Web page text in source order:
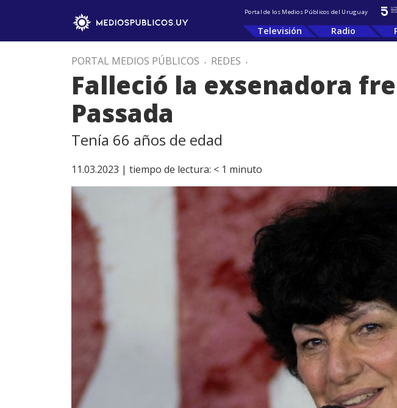
Portal de los Medios Públicos del Uruguay
Televisión Radio
PORTAL MEDIOS PÚBLICOS . REDES .
Falleció la exsenadora
Passada
Tenía 66 años de edad
11.03.2023 | tiempo de lectura: < 1 minuto